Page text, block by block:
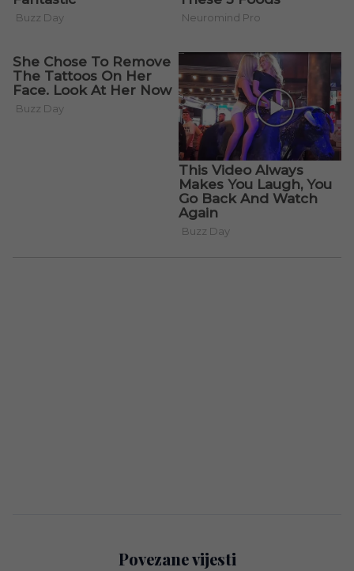
Povezane vijesti